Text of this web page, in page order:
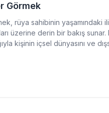
Görmek
rüya sahibinin yaşamındaki
üzerine derin bir bakış sunar.
kişinin içsel dünyasını ve